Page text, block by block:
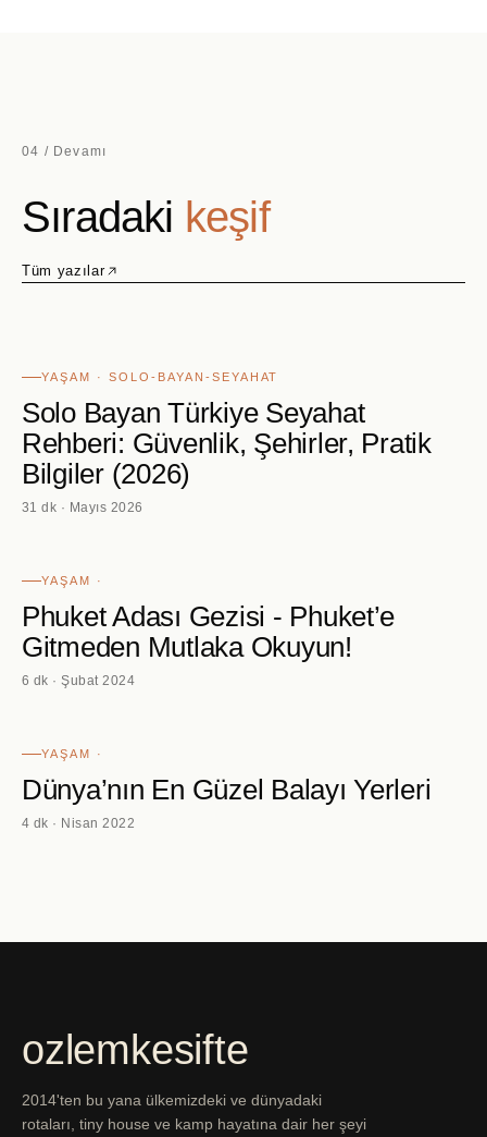
04 / Devamı
Sıradaki keşif
Tüm yazılar
YAŞAM · SOLO-BAYAN-SEYAHAT
Solo Bayan Türkiye Seyahat
Rehberi: Güvenlik, Şehirler, Pratik
Bilgiler (2026)
31 dk · Mayıs 2026
YAŞAM ·
Phuket Adası Gezisi - Phuket’e
Gitmeden Mutlaka Okuyun!
6 dk · Şubat 2024
YAŞAM ·
Dünya’nın En Güzel Balayı Yerleri
4 dk · Nisan 2022
ozlemkesifte
2014'ten bu yana ülkemizdeki ve dünyadaki
rotaları, tiny house ve kamp hayatına dair her şeyi